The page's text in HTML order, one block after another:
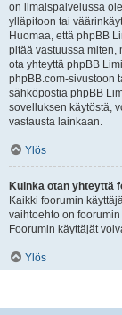
on ilmaispalvelussa
ylläpitoon tai
Huomaa, että phpBB
pitää vastuussa miten,
ota yhteyttä phpBB
phpBB.com-sivustoon
sähköpostia phpBB
sovelluksen käytöstä,
vastausta lainkaan.
Ylös
Kuinka otan yhteyttä
Kaikki foorumin
vaihtoehto on
Foorumin käyttäjät
Ylös